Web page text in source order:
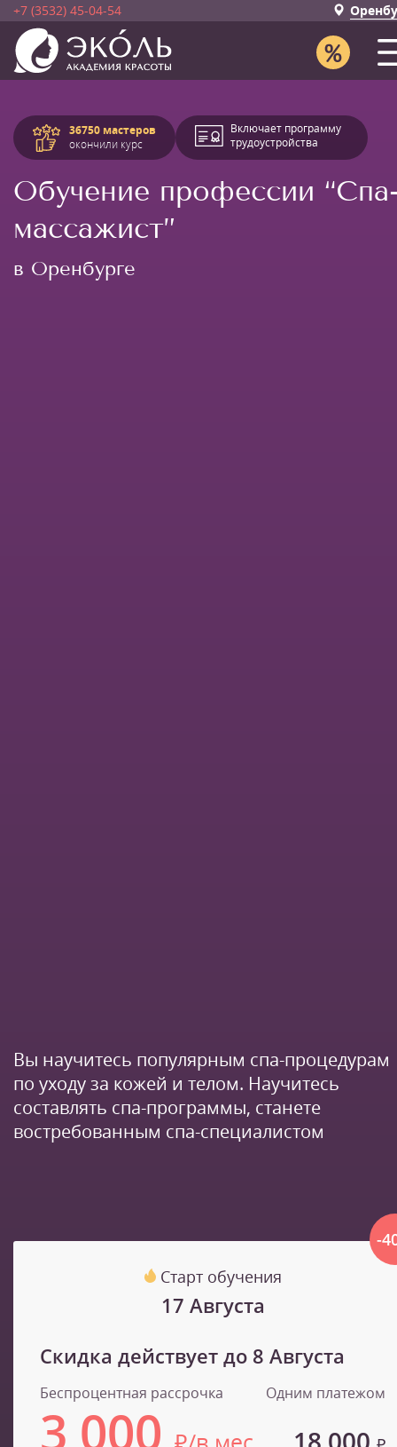
+7 (3532) 45-04-54
36750 мастеров
окончили курс
Включает программу
трудоустройства
Обучение профессии
массажист”
в Оренбурге
Вы научитесь популярным спа-процедурам
по уходу за кожей и телом. Научитесь
составлять спа-программы, станете
востребованным спа-специалистом
-
Старт обучения
17 Августа
Скидка действует до 8 Августа
Беспроцентная рассрочка
3 000
Одним платежом